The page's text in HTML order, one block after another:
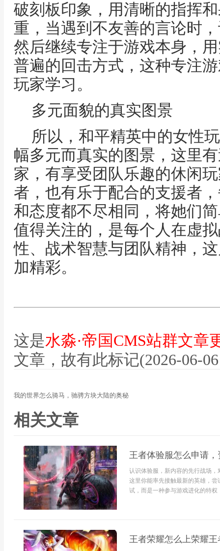
破刻板印象，用清晰的指挥
重，当遇到不友善的言论时
然后继续专注于游戏本身，
普遍的回击方式，这种专注
玩家学习。
多元面貌的真实图景
所以，和平精英中的女性
幅多元而真实的图景，这里
家，有享受团队乐趣的休闲
者，也有乐于配合的支援者
和态度都不尽相同，将她们
值得关注的，是每个人在虚
性、战术智慧与团队精神，
加精彩。
这是水淼·帝国CMS站群文章
文章，故有此标记(2026-06-
我的世界怎么骑马，驰骋方块大陆的奥秘
相关文章
王者体验服怎么申请
认识体验服，新内容的先行战场
这里你能率先接触最新的英雄，
试，而是一种参与游戏进化的特权
王者荣耀怎么上荣耀